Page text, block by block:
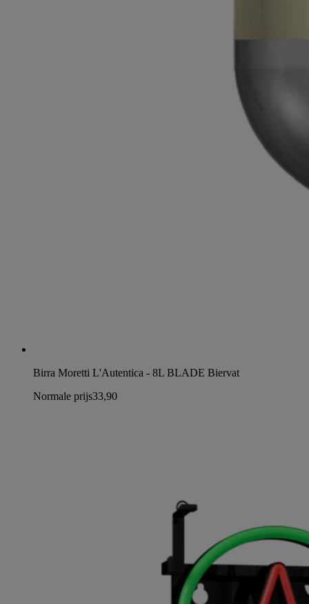
Birra Moretti L'Autentica - 8L BLADE Biervat
Normale prijs33,90